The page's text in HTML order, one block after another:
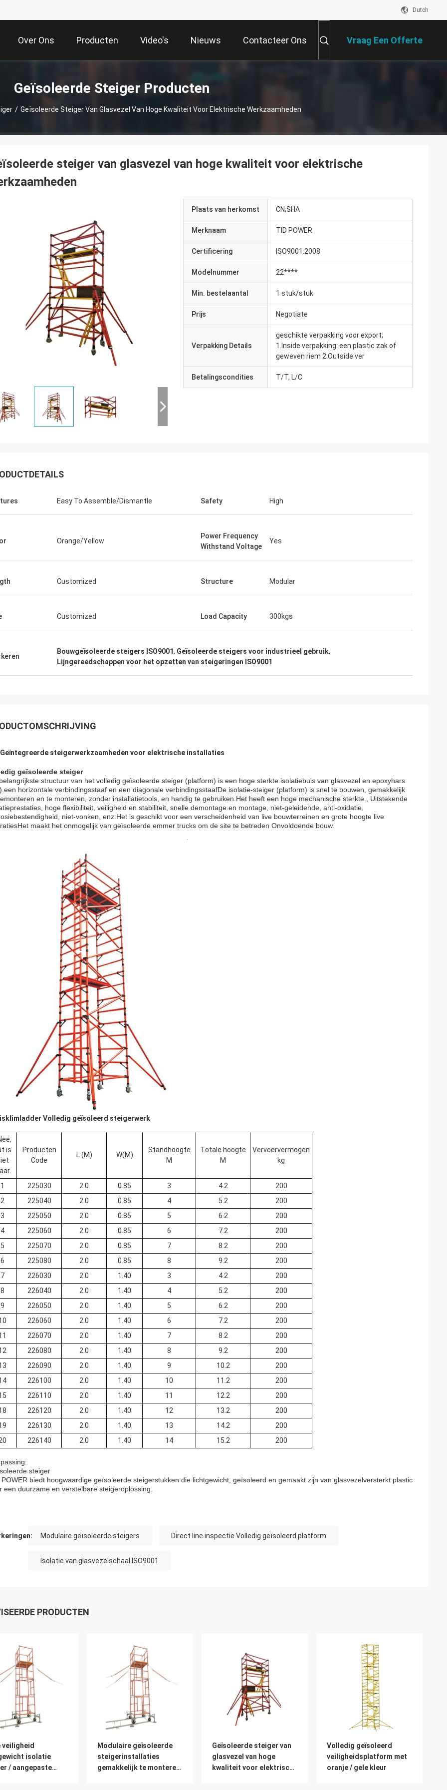
Dutch
Over Ons Producten Video's Nieuws Contacteer Ons Vraag Een Offerte
Geïsoleerde Steiger Producten
/ Geïsoleerde Steiger Van Glasvezel Van Hoge Kwaliteit Voor Elektrische Werkzaamheden
briljant, nu een functioneel
Uitstekend briljant, nu een functioneel
steiger van glasvezel van hoge kwaliteit voor elektrische
Plaats van herkomst CN;SHA
Merknaam TID POWER
Certificering ISO9001:2008
Modelnummer 22****
Min. bestelaantal 1 stuk/stuk
Prijs Negotiate
Verpakking Details
geschikte verpakking voor export;
1.Inside verpakking: een plastic zak of
geweven riem 2.Outside ver
Betalingscondities T/T, L/C
Easy To Assemble/Dismantle Safety High
Orange/Yellow
Power Frequency
Withstand Voltage
Yes
Customized Structure Modular
Customized Load Capacity 300kgs
Bouwgeïsoleerde steigers ISO9001, Geïsoleerde steigers voor industrieel gebruik,
Lijngereedschappen voor het opzetten van steigeringen ISO9001
Geïntegreerde steigerwerkzaamheden voor elektrische installaties
geïsoleerde steiger
structuur van het volledig geïsoleerde steiger (platform) is een hoge sterkte isolatiebuis van glasvezel en epoxyhars
horizontale verbindingsstaaf en een diagonale verbindingsstaafDe isolatie-steiger (platform) is snel te bouwen, gemakkelijk
en te monteren, zonder installatietools, en handig te gebruiken.Het heeft een hoge mechanische sterkte., Uitstekende
hoge flexibiliteit, veiligheid en stabiliteit, snelle demontage en montage, niet-geleidende, anti-oxidatie,
niet-vonken, enz.Het is geschikt voor een verscheidenheid van live bouwterreinen en grote hoogte live
maakt het onmogelijk van geïsoleerde emmer trucks om de site te betreden Onvoldoende bouw.
Volledig geïsoleerd steigerwerk
is
Producten
Code
L (M) W(M)
Standhoogte
M
Totale hoogte
M
Vervoervermogen
kg
1 225030 2.0 0.85 3 4.2
200
2
225040 2.0 0.85 4 5.2
200
3
225050 2.0 0.85 5 6.2
200
4
225060 2.0 0.85 6 7.2
200
5
225070 2.0 0.85 7 8.2
200
6
225080 2.0 0.85 8 9.2
200
7
226030 2.0 1.40 3 4.2
200
8
226040 2.0 1.40 4 5.2
200
9
226050 2.0 1.40 5 6.2
200
226060 2.0 1.40 6 7.2
200
226070 2.0 1.40 7 8.2
200
226080 2.0 1.40 8 9.2
200
226090 2.0 1.40 9 10.2
200
226100 2.0 1.40 10 11.2
200
226110 2.0 1.40 11 12.2
200
226120 2.0 1.40 12 13.2
200
226130 2.0 1.40 13 14.2
200
226140 2.0 1.40 14 15.2 200
steiger
POWER biedt hoogwaardige geïsoleerde steigerstukken die lichtgewicht, geïsoleerd en gemaakt zijn van glasvezelversterkt plastic
een duurzame en verstelbare steigeroplossing.
Modulaire geïsoleerde steigers Direct line inspectie Volledig geïsoleerd platform
Isolatie van glasvezelschaal ISO9001
PRODUCTEN
veiligheid
isolatie
/ aangepaste
Modulaire geïsoleerde
steigerinstallaties
gemakkelijk te monteren
Geïsoleerde steiger van
glasvezel van hoge
kwaliteit voor elektrische
Volledig geïsoleerd
veiligheidsplatform met
oranje / gele kleur